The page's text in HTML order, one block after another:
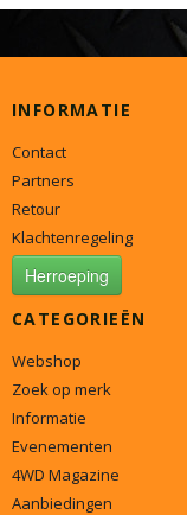
INFORMATIE
Contact
Partners
Retour
Klachtenregeling
Herroeping
CATEGORIEËN
Webshop
Zoek op merk
Informatie
Evenementen
4WD Magazine
Aanbiedingen